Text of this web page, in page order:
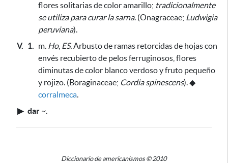
flores solitarias de color amarillo; tradicionalmente
se utiliza para curar la sarna. (Onagraceae; Ludwigia
peruviana).
V. 1. m. Ho, ES.Arbusto de ramas retorcidas de hojas con
envés recubierto de pelos ferruginosos, flores
diminutas de color blanco verdoso y fruto pequeño
y rojizo. (Boraginaceae; Cordia spinescens).◆
corralmeca.
▶ dar ~.
Diccionario de americanismos © 2010